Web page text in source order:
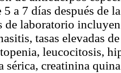
5 a 7 días después de
de laboratorio
tasas elevadas
leucocitosis,
sérica, creatinina